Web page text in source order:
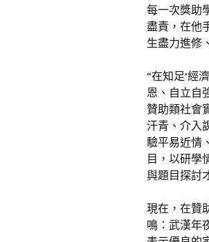
每一次獎助
盡責，在他
生盡力進修
“在知足‘經
恩、自立自
贊助類社會
汗青、介入
驗平易近情
目，以研學
與題目探討
現在，在贊
鳴：武漢年